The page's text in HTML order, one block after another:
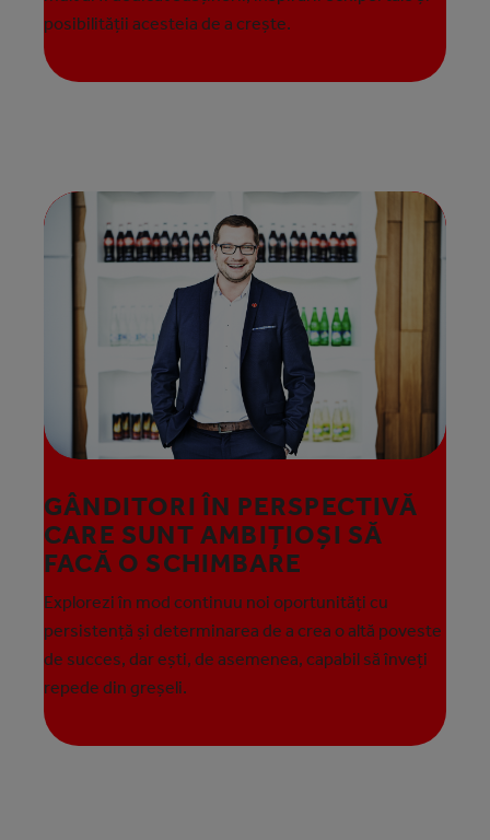
posibilității acesteia de a crește.
GÂNDITORI ÎN PERSPECTIVĂ
CARE SUNT AMBIȚIOȘI SĂ
FACĂ O SCHIMBARE
Explorezi în mod continuu noi oportunități cu
persistență și determinarea de a crea o altă poveste
de succes, dar ești, de asemenea, capabil să înveți
repede din greșeli.